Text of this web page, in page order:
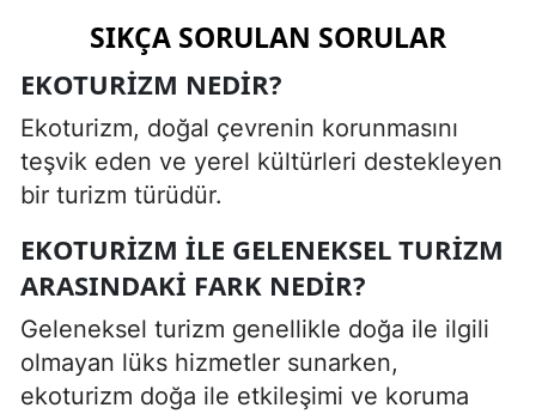
SIKÇA SORULAN SORULAR
EKOTURIZM NEDIR?
Ekoturizm, doğal çevrenin korunmasını
teşvik eden ve yerel kültürleri destekleyen
bir turizm türüdür.
EKOTURIZM ILE GELENEKSEL TURIZM
ARASINDAKI FARK NEDIR?
Geleneksel turizm genellikle doğa ile ilgili
olmayan lüks hizmetler sunarken,
ekoturizm doğa ile etkileşimi ve koruma